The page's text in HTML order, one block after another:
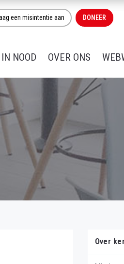
een misintentie aan DONEER
NOOD OVER ONS
Over